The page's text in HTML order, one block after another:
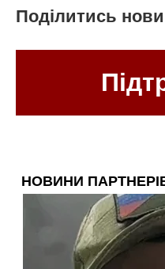
Поділитись